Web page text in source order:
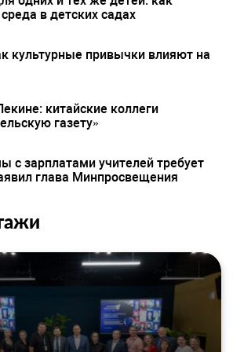
в детских садах
культурные привычки влияют на
китайские коллеги
газету»
с зарплатами учителей требует
глава Минпросвещения